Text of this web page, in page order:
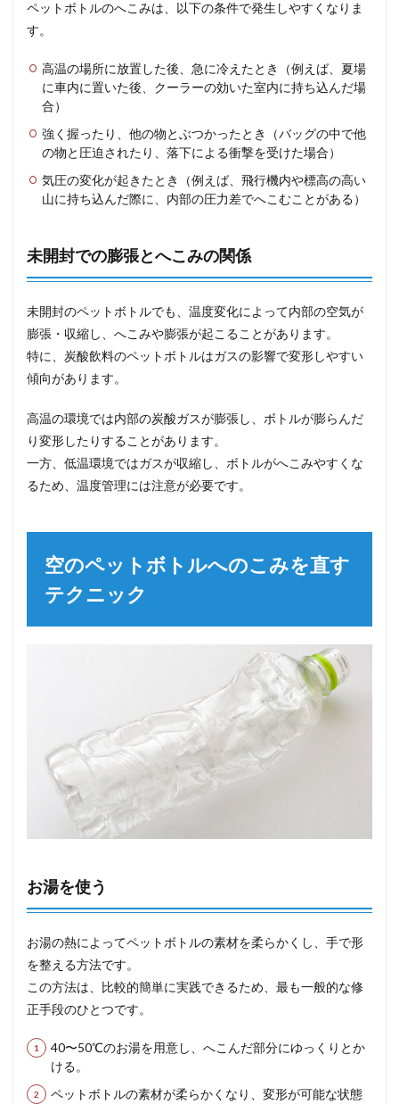
ペットボトルのへこみは、以下の条件で発生しやすくなりま
す。
高温の場所に放置した後、急に冷えたとき（例えば、夏場
に車内に置いた後、クーラーの効いた室内に持ち込んだ場
合）
強く握ったり、他の物とぶつかったとき（バッグの中で他
の物と圧迫されたり、落下による衝撃を受けた場合）
気圧の変化が起きたとき（例えば、飛行機内や標高の高い
山に持ち込んだ際に、内部の圧力差でへこむことがある）
未開封での膨張とへこみの関係
未開封のペットボトルでも、温度変化によって内部の空気が
膨張・収縮し、へこみや膨張が起こることがあります。
特に、炭酸飲料のペットボトルはガスの影響で変形しやすい
傾向があります。
高温の環境では内部の炭酸ガスが膨張し、ボトルが膨らんだ
り変形したりすることがあります。
一方、低温環境ではガスが収縮し、ボトルがへこみやすくな
るため、温度管理には注意が必要です。
空のペットボトルへのこみを直す
テクニック
お湯を使う
お湯の熱によってペットボトルの素材を柔らかくし、手で形
を整える方法です。
この方法は、比較的簡単に実践できるため、最も一般的な修
正手段のひとつです。
40〜50℃のお湯を用意し、へこんだ部分にゆっくりとか
ける。
ペットボトルの素材が柔らかくなり、変形が可能な状態